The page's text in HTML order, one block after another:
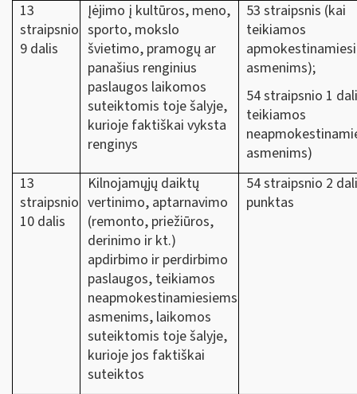
13
straipsnio
9 dalis
Įėjimo į kultūros, meno,
sporto, mokslo
švietimo, pramogų ar
panašius renginius
paslaugos laikomos
suteiktomis toje šalyje,
kurioje faktiškai vyksta
renginys
53 straipsnis (kai
teikiamos
asmenims);
54 straipsnio 1
teikiamos
asmenims)
13
straipsnio
10 dalis
Kilnojamųjų daiktų
vertinimo, aptarnavimo
(remonto, priežiūros,
derinimo ir kt.)
apdirbimo ir perdirbimo
paslaugos, teikiamos
neapmokestinamiesiems
asmenims, laikomos
suteiktomis toje šalyje,
kurioje jos faktiškai
suteiktos
54 straipsnio 2
punktas